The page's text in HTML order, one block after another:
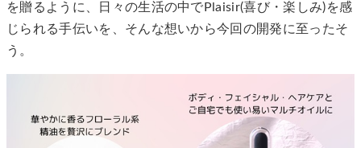
を贈るように、日々の生活の中でPlaisir(喜び・楽しみ)を感
じられる手伝いを、そんな想いから今回の開発に至ったそ
う。